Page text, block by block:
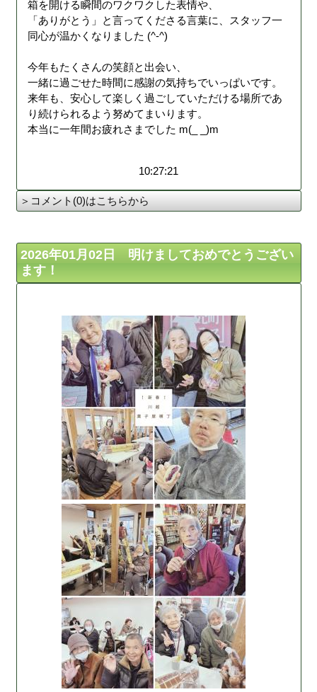
箱を開ける瞬間のワクワクした表情や、
「ありがとう」と言ってくださる言葉に、スタッフ一
同心が温かくなりました (^-^)
今年もたくさんの笑顔と出会い、
一緒に過ごせた時間に感謝の気持ちでいっぱいです。
来年も、安心して楽しく過ごしていただける場所であ
り続けられるよう努めてまいります。
本当に一年間お疲れさまでした m(_ _)m
10:27:21
＞コメント(0)はこちらから
2026年01月02日 明けましておめでとうござい
ます！